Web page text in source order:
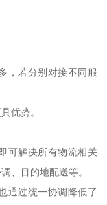
，若分别对接不同服
优势。
可解决所有物流相关
、目的地配送等。
通过统一协调降低了